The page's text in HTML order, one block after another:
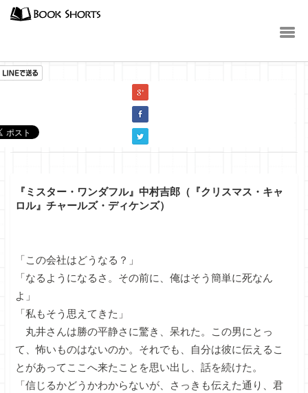
『ミスター・ワンダフル』中村吉郎（『クリスマス・キャ
ロル』チャールズ・ディケンズ）
「この会社はどうなる？」
「なるようになるさ。その前に、俺はそう簡単に死なん
よ」
「私もそう思えてきた」
丸井さんは勝の平静さに驚き、呆れた。この男にとっ
て、怖いものはないのか。それでも、自分は彼に伝えるこ
とがあってここへ来たことを思い出し、話を続けた。
「信じるかどうかわからないが、さっきも伝えた通り、君